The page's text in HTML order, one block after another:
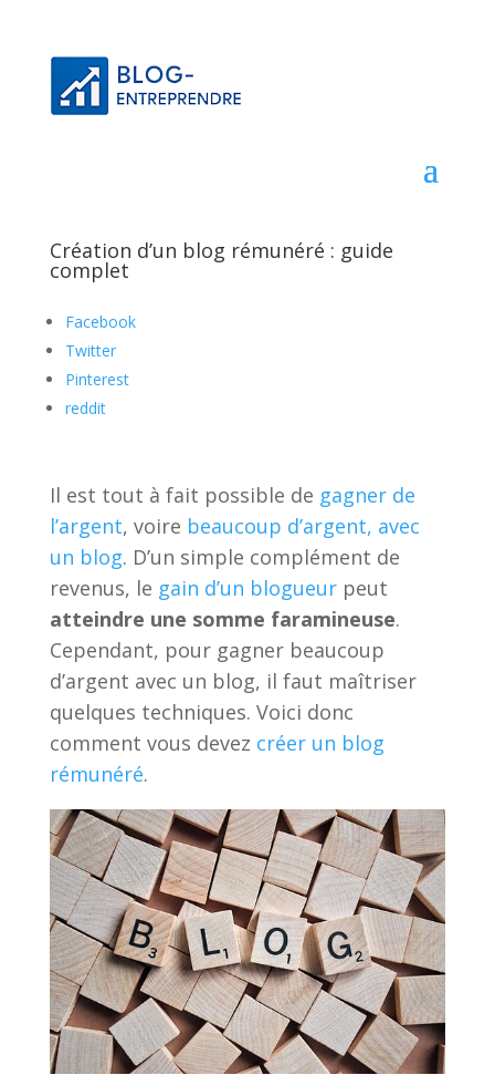
Création d’un blog rémunéré : guide
complet
Facebook
Twitter
Pinterest
reddit
Il est tout à fait possible de gagner de
l’argent, voire beaucoup d’argent, avec
un blog. D’un simple complément de
revenus, le gain d’un blogueurpeut
atteindre une somme faramineuse.
Cependant, pour gagner beaucoup
d’argent avec un blog, il faut maîtriser
quelques techniques. Voici donc
comment vous devez créer un blog
rémunéré.